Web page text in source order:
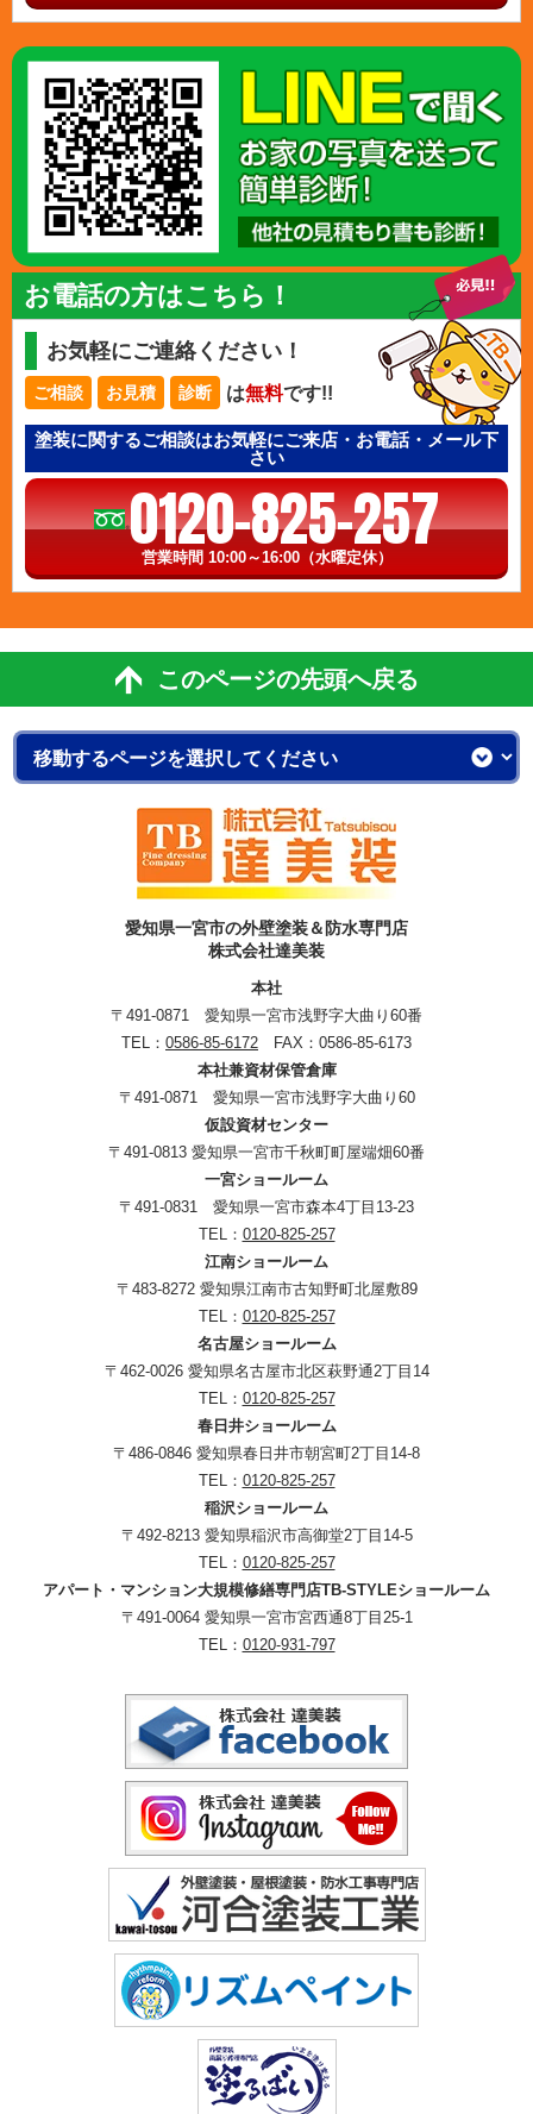
お電話の方はこちら！
お気軽にご連絡ください！
ご相談 お見積 診断 は無料です!!
塗装に関するご相談はお気軽にご来店・お電話・メール下
さい
0120-825-257
営業時間 10:00～16:00（水曜定休）
このページの先頭へ戻る
愛知県一宮市の外壁塗装＆防水専門店
株式会社達美装
本社
〒491-0871 愛知県一宮市浅野字大曲り60番
TEL： 0586-85-6172 FAX：0586-85-6173
本社兼資材保管倉庫
〒491-0871 愛知県一宮市浅野字大曲り60
仮設資材センター
〒491-0813 愛知県一宮市千秋町町屋端畑60番
一宮ショールーム
〒491-0831 愛知県一宮市森本4丁目13-23
TEL： 0120-825-257
江南ショールーム
〒483-8272 愛知県江南市古知野町北屋敷89
TEL： 0120-825-257
名古屋ショールーム
〒462-0026 愛知県名古屋市北区萩野通2丁目14
TEL： 0120-825-257
春日井ショールーム
〒486-0846 愛知県春日井市朝宮町2丁目14-8
TEL： 0120-825-257
稲沢ショールーム
〒492-8213 愛知県稲沢市高御堂2丁目14-5
TEL： 0120-825-257
アパート・マンション大規模修繕専門店TB-STYLEショールーム
〒491-0064 愛知県一宮市宮西通8丁目25-1
TEL： 0120-931-797